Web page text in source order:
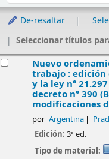
De-resaltar
Seleccionar títulos
Nuevo
trabajo : edición
y la ley n°
decreto n° 390
modificaciones
por Argentina
Edición:3ª ed.
Tipo de material: